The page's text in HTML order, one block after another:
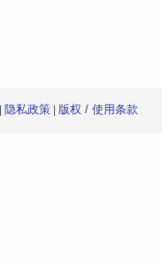
隐私政策 版权 / 使用条款